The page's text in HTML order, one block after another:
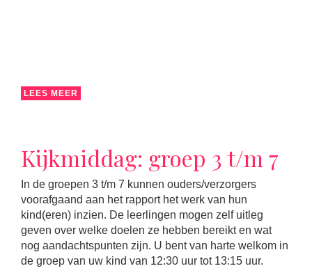
LEES MEER
Kijkmiddag: groep 3 t/m 7
In de groepen 3 t/m 7 kunnen ouders/verzorgers
voorafgaand aan het rapport het werk van hun
kind(eren) inzien. De leerlingen mogen zelf uitleg
geven over welke doelen ze hebben bereikt en wat
nog aandachtspunten zijn. U bent van harte welkom in
de groep van uw kind van 12:30 uur tot 13:15 uur.